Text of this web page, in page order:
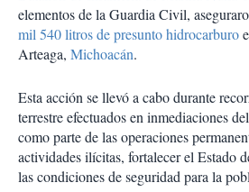
elementos de la Guardia Civil,
mil 540 litros de presunto hidrocarburo
Arteaga, Michoacán.
Esta acción se llevó a cabo durante
terrestre efectuados en inmediaciones
como parte de las operaciones
actividades ilícitas, fortalecer el Estado
las condiciones de seguridad para la